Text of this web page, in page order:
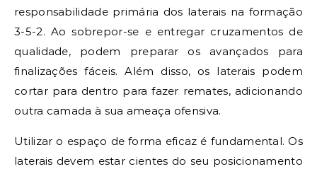
responsabilidade primária dos laterais na formação
3-5-2. Ao sobrepor-se e entregar cruzamentos de
qualidade, podem preparar os avançados para
finalizações fáceis. Além disso, os laterais podem
cortar para dentro para fazer remates, adicionando
outra camada à sua ameaça ofensiva.
Utilizar o espaço de forma eficaz é fundamental. Os
laterais devem estar cientes do seu posicionamento